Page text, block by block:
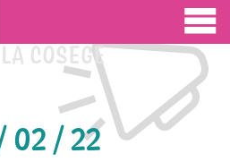
COSEGE
02 / 22